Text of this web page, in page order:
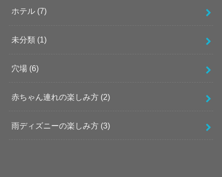
ホテル (7)
未分類 (1)
穴場 (6)
赤ちゃん連れの楽しみ方 (2)
雨ディズニーの楽しみ方 (3)